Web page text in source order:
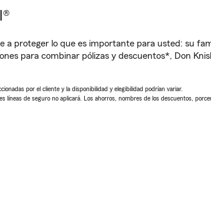
a proteger lo que es importante para usted: su
para combinar pólizas y descuentos*, Don
por el cliente y la disponibilidad y elegibilidad podrían variar.
de seguro no aplicará. Los ahorros, nombres de los descuentos,